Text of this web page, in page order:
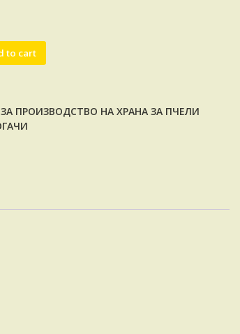
to cart
ПРОИЗВОДСТВО НА ХРАНА ЗА ПЧЕЛИ